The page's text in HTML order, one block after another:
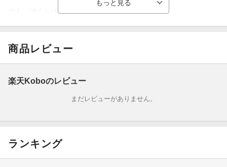
３人とめぐるすてきな日々。
心地よいことばと切り絵が織りなす物語は
子どもだけでなく大人も楽しめる絵本。
商品レビュー
楽天Koboのレビュー
まだレビューがありません。
ランキング